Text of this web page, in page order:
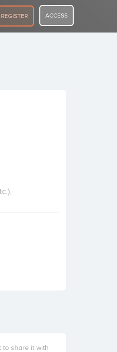
REGISTER ACCESS
to share it with